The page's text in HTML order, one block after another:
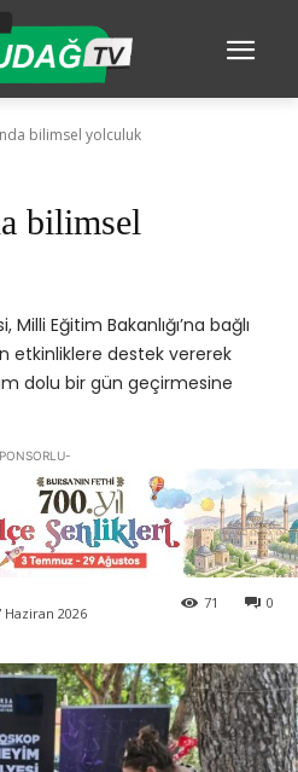
bilimsel yolculuk
bilimsel
Eğitim Bakanlığı’na bağlı
etkinliklere destek vererek
dolu bir gün geçirmesine
Haziran 2026
0
71